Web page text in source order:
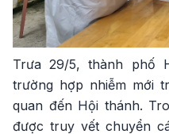
Trưa 29/5, thành phố
trường hợp nhiễm mới
quan đến Hội thánh.
được truy vết chuyển